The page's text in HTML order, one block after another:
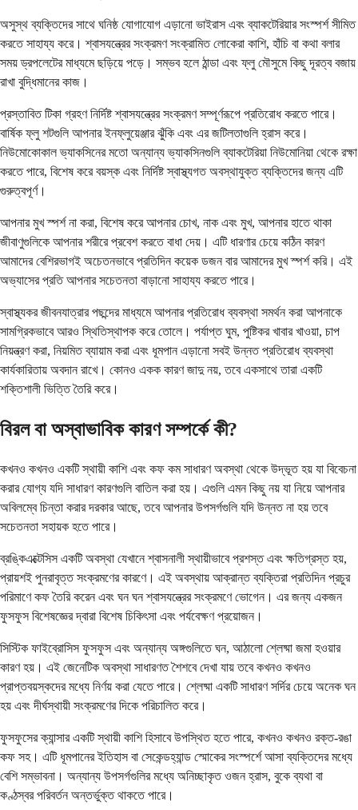
অসুস্থ ব্যক্তিদের সাথে ঘনিষ্ঠ যোগাযোগ এড়ানো ভাইরাস এবং ব্যাকটেরিয়ার সংস্পর্শ সীমিত
করতে সাহায্য করে। শ্বাসযন্ত্রের সংক্রমণ সংক্রামিত লোকেরা কাশি, হাঁচি বা কথা বলার
সময় ড্রপলেটের মাধ্যমে ছড়িয়ে পড়ে। সম্ভব হলে ঠান্ডা এবং ফ্লু মৌসুমে কিছু দূরত্ব বজায়
রাখা বুদ্ধিমানের কাজ।
প্রস্তাবিত টিকা গ্রহণ নির্দিষ্ট শ্বাসযন্ত্রের সংক্রমণ সম্পূর্ণরূপে প্রতিরোধ করতে পারে।
বার্ষিক ফ্লু শটগুলি আপনার ইনফ্লুয়েঞ্জার ঝুঁকি এবং এর জটিলতাগুলি হ্রাস করে।
নিউমোকোকাল ভ্যাকসিনের মতো অন্যান্য ভ্যাকসিনগুলি ব্যাকটেরিয়া নিউমোনিয়া থেকে রক্ষা
করতে পারে, বিশেষ করে বয়স্ক এবং নির্দিষ্ট স্বাস্থ্যগত অবস্থাযুক্ত ব্যক্তিদের জন্য এটি
গুরুত্বপূর্ণ।
আপনার মুখ স্পর্শ না করা, বিশেষ করে আপনার চোখ, নাক এবং মুখ, আপনার হাতে থাকা
জীবাণুগুলিকে আপনার শরীরে প্রবেশ করতে বাধা দেয়। এটি ধারণার চেয়ে কঠিন কারণ
আমাদের বেশিরভাগই অচেতনভাবে প্রতিদিন কয়েক ডজন বার আমাদের মুখ স্পর্শ করি। এই
অভ্যাসের প্রতি আপনার সচেতনতা বাড়ানো সাহায্য করতে পারে।
স্বাস্থ্যকর জীবনযাত্রার পছন্দের মাধ্যমে আপনার প্রতিরোধ ব্যবস্থা সমর্থন করা আপনাকে
সামগ্রিকভাবে আরও স্থিতিস্থাপক করে তোলে। পর্যাপ্ত ঘুম, পুষ্টিকর খাবার খাওয়া, চাপ
নিয়ন্ত্রণ করা, নিয়মিত ব্যায়াম করা এবং ধূমপান এড়ানো সবই উন্নত প্রতিরোধ ব্যবস্থা
কার্যকারিতায় অবদান রাখে। কোনও একক কারণ জাদু নয়, তবে একসাথে তারা একটি
শক্তিশালী ভিত্তি তৈরি করে।
বিরল বা অস্বাভাবিক কারণ সম্পর্কে কী?
কখনও কখনও একটি স্থায়ী কাশি এবং কফ কম সাধারণ অবস্থা থেকে উদ্ভূত হয় যা বিবেচনা
করার যোগ্য যদি সাধারণ কারণগুলি বাতিল করা হয়। এগুলি এমন কিছু নয় যা নিয়ে আপনার
অবিলম্বে চিন্তা করার দরকার আছে, তবে আপনার উপসর্গগুলি যদি উন্নত না হয় তবে
সচেতনতা সহায়ক হতে পারে।
ব্রঙ্কিএক্টেসিস একটি অবস্থা যেখানে শ্বাসনালী স্থায়ীভাবে প্রশস্ত এবং ক্ষতিগ্রস্ত হয়,
প্রায়শই পুনরাবৃত্ত সংক্রমণের কারণে। এই অবস্থায় আক্রান্ত ব্যক্তিরা প্রতিদিন প্রচুর
পরিমাণে কফ তৈরি করেন এবং ঘন ঘন শ্বাসযন্ত্রের সংক্রমণে ভোগেন। এর জন্য একজন
ফুসফুস বিশেষজ্ঞের দ্বারা বিশেষ চিকিৎসা এবং পর্যবেক্ষণ প্রয়োজন।
সিস্টিক ফাইব্রোসিস ফুসফুস এবং অন্যান্য অঙ্গগুলিতে ঘন, আঠালো শ্লেষ্মা জমা হওয়ার
কারণ হয়। এই জেনেটিক অবস্থা সাধারণত শৈশবে দেখা যায় তবে কখনও কখনও
প্রাপ্তবয়স্কদের মধ্যে নির্ণয় করা যেতে পারে। শ্লেষ্মা একটি সাধারণ সর্দির চেয়ে অনেক ঘন
হয় এবং দীর্ঘস্থায়ী সংক্রমণের দিকে পরিচালিত করে।
ফুসফুসের ক্যান্সার একটি স্থায়ী কাশি হিসাবে উপস্থিত হতে পারে, কখনও কখনও রক্ত-রঙা
কফ সহ। এটি ধূমপানের ইতিহাস বা সেকেন্ডহ্যান্ড স্মোকের সংস্পর্শে আসা ব্যক্তিদের মধ্যে
বেশি সম্ভাবনা। অন্যান্য উপসর্গগুলির মধ্যে অনিচ্ছাকৃত ওজন হ্রাস, বুকে ব্যথা বা
কণ্ঠস্বর পরিবর্তন অন্তর্ভুক্ত থাকতে পারে।